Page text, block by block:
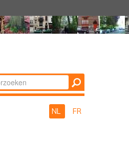
NL FR